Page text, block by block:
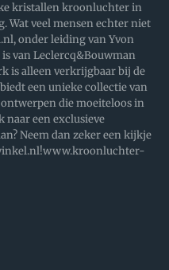
kristallen kroonluchter in
Wat veel mensen echter niet
onder leiding van Yvon
van Leclercq&Bouwman
is alleen verkrijgbaar bij de
een unieke collectie van
die moeiteloos in
naar een exclusieve
Neem dan zeker een kijkje